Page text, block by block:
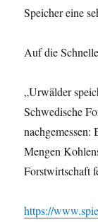
Speicher eine
Auf die
„Urwälder
Schwedische
Mengen
Forstwirtschaft
https://